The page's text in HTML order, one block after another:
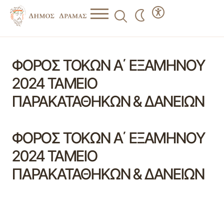
ΦΟΡΟΣ ΤΟΚΩΝ Α΄ ΕΞΑΜΗΝΟΥ
2024 ΤΑΜΕΙΟ
ΠΑΡΑΚΑΤΑΘΗΚΩΝ & ΔΑΝΕΙΩΝ
ΦΟΡΟΣ ΤΟΚΩΝ Α΄ ΕΞΑΜΗΝΟΥ
2024 ΤΑΜΕΙΟ
ΠΑΡΑΚΑΤΑΘΗΚΩΝ & ΔΑΝΕΙΩΝ